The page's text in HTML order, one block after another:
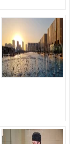
صفحه
اخبار
اقتصادی
اخبار
اخبار